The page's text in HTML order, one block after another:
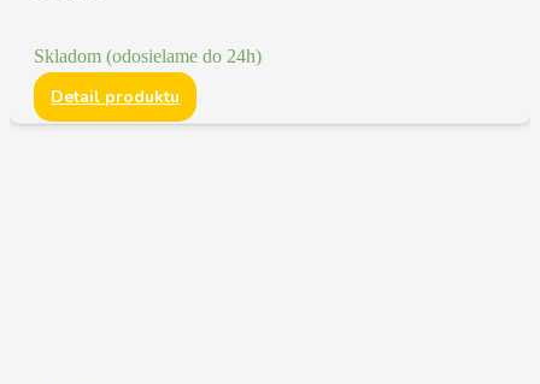
Skladom (odosielame do 24h)
Detail produktu